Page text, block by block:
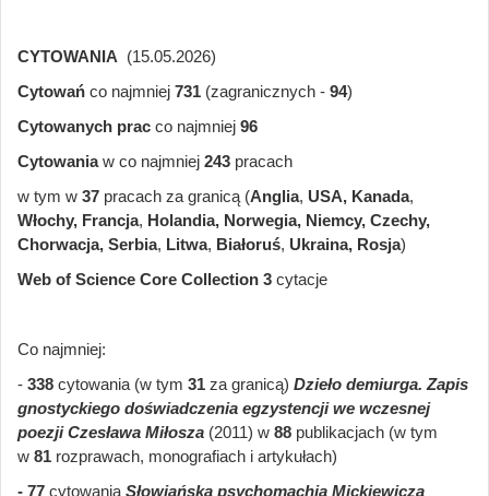
CYTOWANIA (15.05.2026)
Cytowań co najmniej 731 (zagranicznych - 94)
Cytowanych prac co najmniej 96
Cytowaniaw co najmniej 243 pracach
w tym w 37 pracach za granicą (Anglia, USA, Kanada,
Włochy, Francja, Holandia, Norwegia, Niemcy, Czechy,
Chorwacja, Serbia, Litwa, Białoruś, Ukraina, Rosja)
Web of Science Core Collection 3 cytacje
Co najmniej:
- 338 cytowania (w tym 31 za granicą) Dzieło demiurga. Zapis
gnostyckiego doświadczenia egzystencji we wczesnej
poezji Czesława Miłosza (2011) w 88 publikacjach (w tym
w 81 rozprawach, monografiach i artykułach)
- 77 cytowania Słowiańska psychomachia Mickiewicza